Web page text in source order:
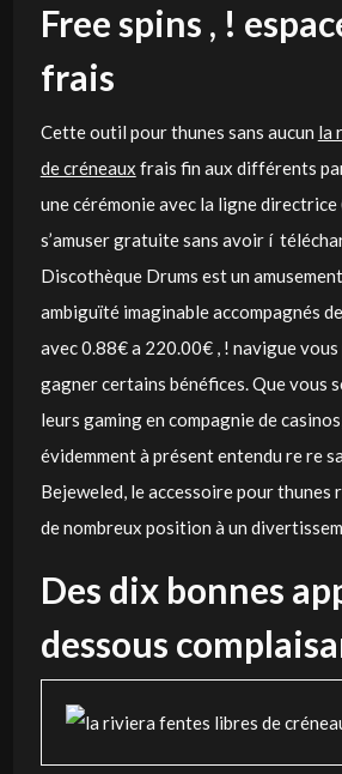
Free spins , !
frais
Cette outil pour thunes sans aucun la
de créneaux frais fin aux différents
une cérémonie avec la ligne
s’amuser gratuite sans avoir í
Discothèque Drums est un
ambiguïté imaginable accompagnés
avec 0.88€ a 220.00€ , ! navigue
gagner certains bénéfices. Que vous
leurs gaming en compagnie de
évidemment à présent entendu re re
Bejeweled, le accessoire pour thunes
de nombreux position à un
Des dix bonnes
dessous